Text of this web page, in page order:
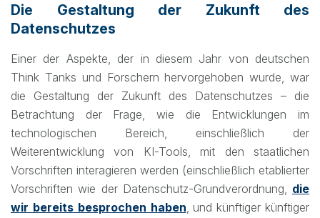
Die Gestaltung der Zukunft des
Datenschutzes
Einer der Aspekte, der in diesem Jahr von deutschen
Think Tanks und Forschern hervorgehoben wurde, war
die Gestaltung der Zukunft des Datenschutzes – die
Betrachtung der Frage, wie die Entwicklungen im
technologischen Bereich, einschließlich der
Weiterentwicklung von KI-Tools, mit den staatlichen
Vorschriften interagieren werden (einschließlich etablierter
Vorschriften wie der Datenschutz-Grundverordnung, die
wir bereits besprochen haben, und künftiger künftiger